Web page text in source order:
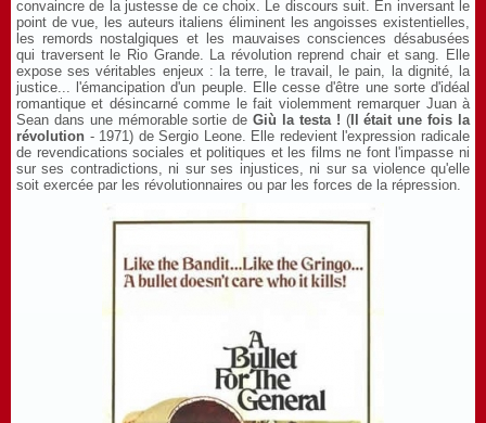
convaincre de la justesse de ce choix. Le discours suit. En inversant le
point de vue, les auteurs italiens éliminent les angoisses existentielles,
les remords nostalgiques et les mauvaises consciences désabusées
qui traversent le Rio Grande. La révolution reprend chair et sang. Elle
expose ses véritables enjeux : la terre, le travail, le pain, la dignité, la
justice... l'émancipation d'un peuple. Elle cesse d'être une sorte d'idéal
romantique et désincarné comme le fait violemment remarquer Juan à
Sean dans une mémorable sortie deGiù la testa ! (Il était une fois la
révolution - 1971) de Sergio Leone. Elle redevient l'expression radicale
de revendications sociales et politiques et les films ne font l'impasse ni
sur ses contradictions, ni sur ses injustices, ni sur sa violence qu'elle
soit exercée par les révolutionnaires ou par les forces de la répression.